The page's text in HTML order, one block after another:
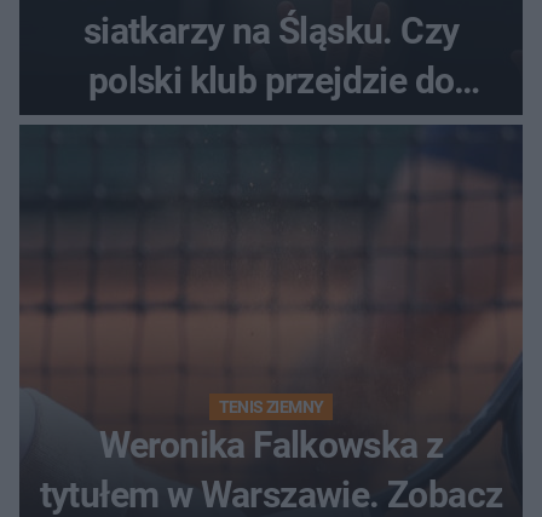
siatkarzy na Śląsku. Czy
polski klub przejdzie do
historii
TENIS ZIEMNY
Weronika Falkowska z
tytułem w Warszawie. Zobacz